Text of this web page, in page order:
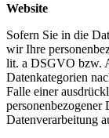
Website
Sofern Sie in die
wir Ihre
lit. a DSGVO bzw.
Datenkategorien
Falle einer
Datenverarbeitung